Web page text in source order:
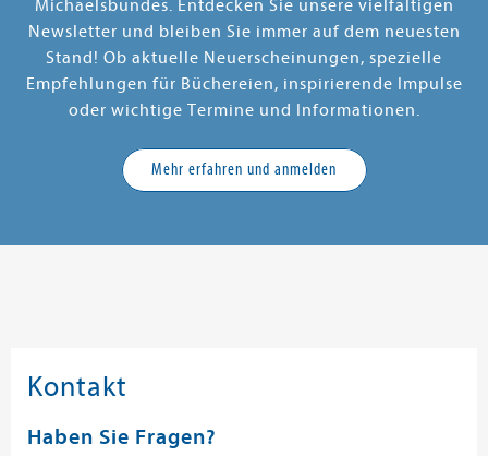
Michaelsbundes. Entdecken Sie unsere vielfältigen
Newsletter und bleiben Sie immer auf dem neuesten
Stand! Ob aktuelle Neuerscheinungen, spezielle
Empfehlungen für Büchereien, inspirierende Impulse
oder wichtige Termine und Informationen.
Mehr erfahren und anmelden
Kontakt
Haben Sie Fragen?